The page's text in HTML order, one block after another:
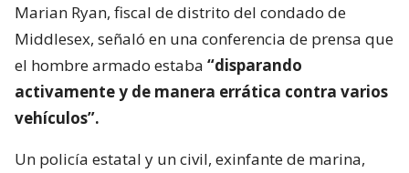
Marian Ryan, fiscal de distrito del condado de
Middlesex, señaló en una conferencia de prensa que
el hombre armado estaba “disparando
activamente y de manera errática contra varios
vehículos”.
Un policía estatal y un civil, exinfante de marina,